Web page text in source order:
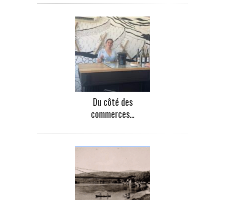
Du côté des
commerces…